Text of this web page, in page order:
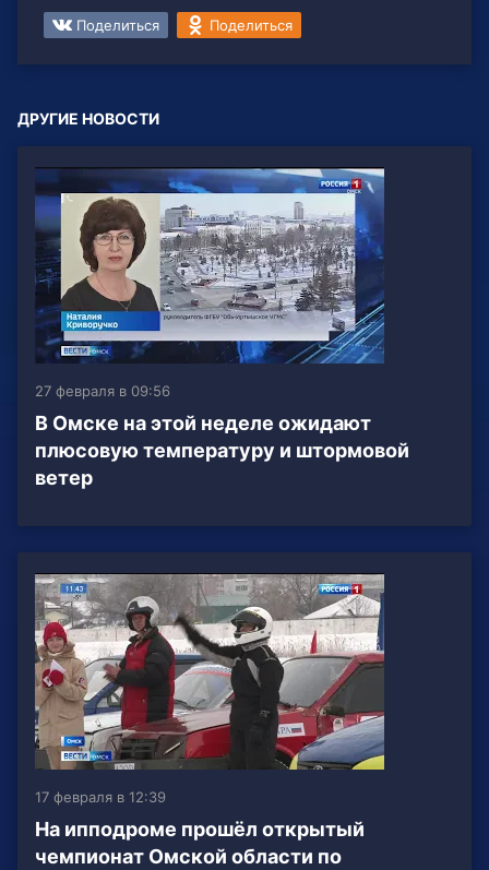
Поделиться Поделиться
ДРУГИЕ НОВОСТИ
27 февраля в 09:56
В Омске на этой неделе ожидают
плюсовую температуру и штормовой
ветер
17 февраля в 12:39
На ипподроме прошёл открытый
чемпионат Омской области по